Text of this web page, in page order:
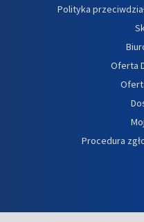
Polityka
Oferta
Procedura